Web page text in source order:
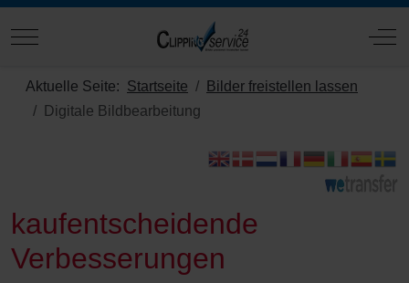
Mobile Menu Toggle Off-
Aktuelle Seite: Startseite
Bilder freistellen lassen
Digitale Bildbearbeitung
kaufentscheidende
Verbesserungen